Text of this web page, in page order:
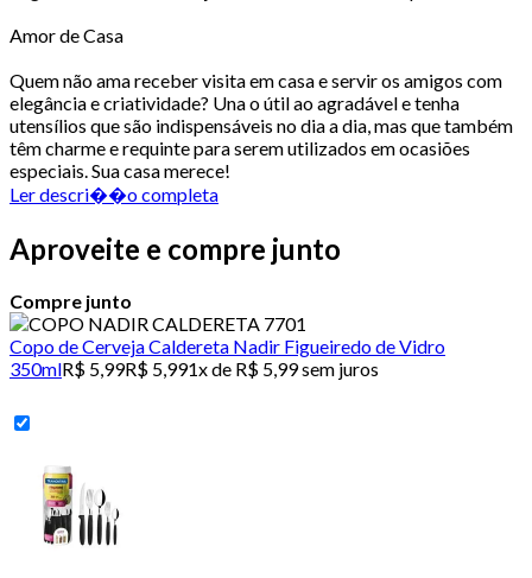
Amor de Casa
Quem não ama receber visita em casa e servir os amigos com
elegância e criatividade? Una o útil ao agradável e tenha
utensílios que são indispensáveis no dia a dia, mas que também
têm charme e requinte para serem utilizados em ocasiões
especiais. Sua casa merece!
Ler descri��o completa
Aproveite e compre junto
Compre junto
Copo de Cerveja Caldereta Nadir Figueiredo de Vidro
350mlR$ 5,99R$ 5,991x de R$ 5,99 sem juros